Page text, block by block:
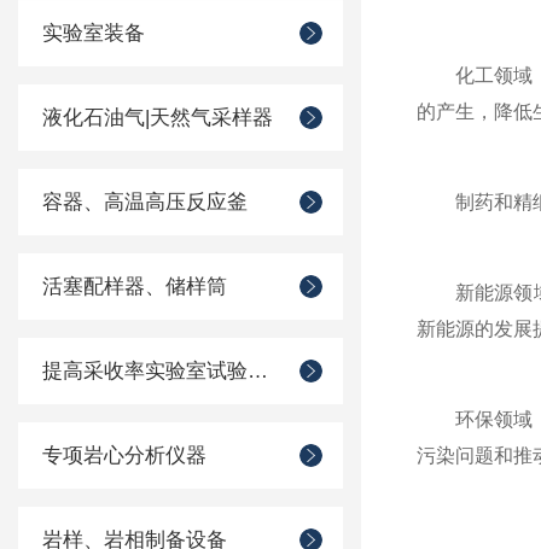
实验室装备
液化石油气|天然气采样器
容器、高温高压反应釜
活塞配样器、储样筒
提高采收率实验室试验装置
专项岩心分析仪器
岩样、岩相制备设备
化工领域：
的产生，降低
制药和精细
新能源领域
新能源的发展
环保领域：
污染问题和推